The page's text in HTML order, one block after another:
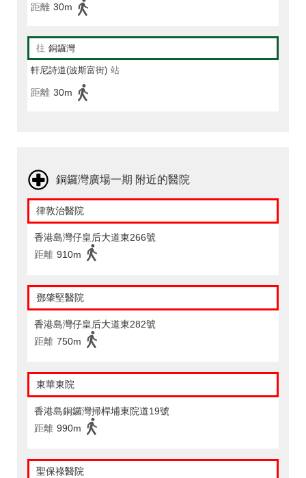
距離 30m
往 銅鑼灣
軒尼詩道(波斯富街) 站
距離 30m
銅鑼灣廣場一期 附近的醫院
律敦治醫院
香港島灣仔皇后大道東266號
距離 910m
鄧肇堅醫院
香港島灣仔皇后大道東282號
距離 750m
東華東院
香港島銅鑼灣掃桿埔東院道19號
距離 990m
聖保祿醫院